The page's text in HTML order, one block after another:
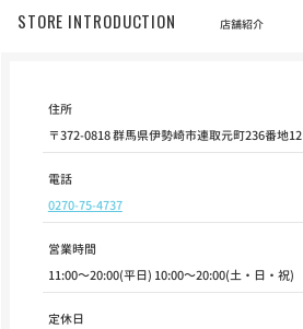
STORE INTRODUCTION 店舗紹介
住所
〒372-0818 群馬県伊勢崎市連取元町236番地12
電話
0270-75-4737
営業時間
11:00～20:00(平日) 10:00～20:00(土・日・祝)
定休日